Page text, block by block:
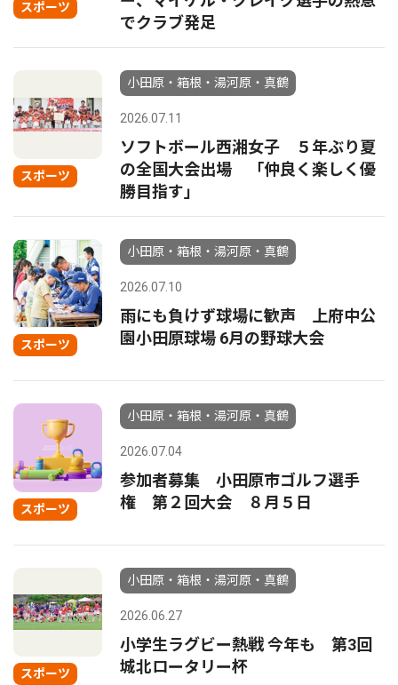
スポーツ
でクラブ発足
スポーツ
小田原・箱根・湯河原・真鶴
2026.07.11
ソフトボール西湘女子 ５年ぶり夏
の全国大会出場 「仲良く楽しく優
勝目指す」
スポーツ
小田原・箱根・湯河原・真鶴
2026.07.10
雨にも負けず球場に歓声 上府中公
園小田原球場 6月の野球大会
スポーツ
小田原・箱根・湯河原・真鶴
2026.07.04
参加者募集 小田原市ゴルフ選手
権 第２回大会 ８月５日
スポーツ
小田原・箱根・湯河原・真鶴
2026.06.27
小学生ラグビー熱戦 今年も 第3回
城北ロータリー杯